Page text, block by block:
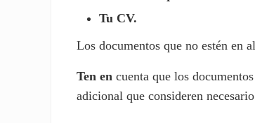
Tu CV.
Los documentos que no estén en
Ten encuenta que los
adicional que consideren